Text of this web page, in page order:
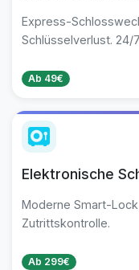
Express-
Schlüsselverlust. 24/
Ab 49€
Elektronische
Moderne Smart-
Zutrittskontrolle.
Ab 299€